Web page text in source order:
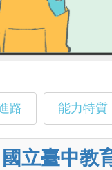
路 能力特質
國立臺中教